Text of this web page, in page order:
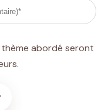
abordé seront